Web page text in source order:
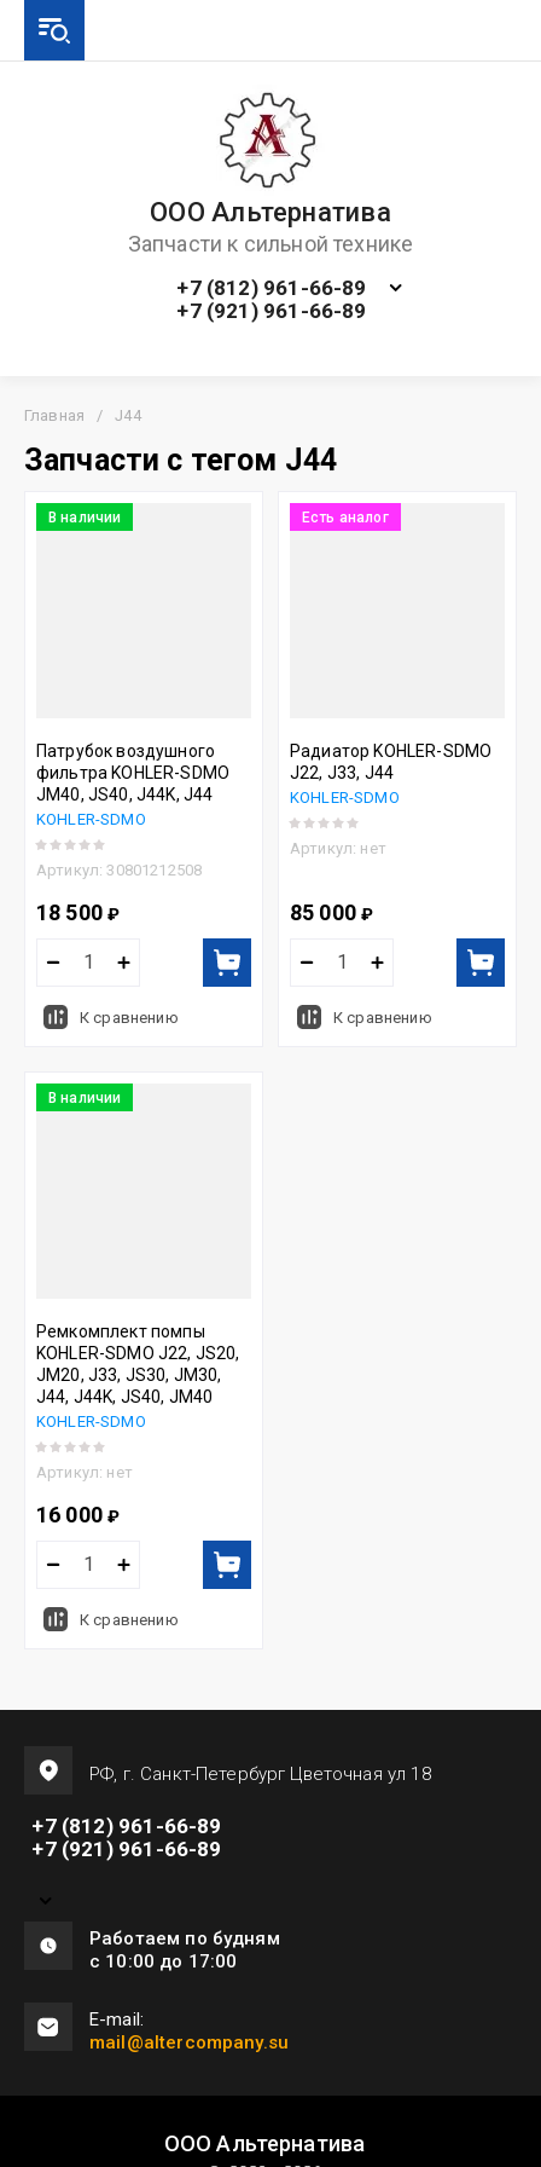
ООО Альтернатива
Запчасти к сильной технике
+7 (812) 961-66-89
+7 (921) 961-66-89
Главная / J44
Запчасти с тегом J44
В наличии
Патрубок воздушного
фильтра KOHLER-SDMO
JM40, JS40, J44K, J44
KOHLER-SDMO
Артикул: 30801212508
18 500 ₽
К сравнению
Есть аналог
Радиатор KOHLER-SDMO
J22, J33, J44
KOHLER-SDMO
Артикул: нет
85 000 ₽
К сравнению
В наличии
Ремкомплект помпы
KOHLER-SDMO J22, JS20,
JM20, J33, JS30, JM30,
J44, J44K, JS40, JM40
KOHLER-SDMO
Артикул: нет
16 000 ₽
К сравнению
РФ, г. Санкт-Петербург Цветочная ул 18
Работаем по будням
с 10:00 до 17:00
E-mail:
mail@altercompany.su
+7 (812) 961-66-89
+7 (921) 961-66-89
ООО Альтернатива